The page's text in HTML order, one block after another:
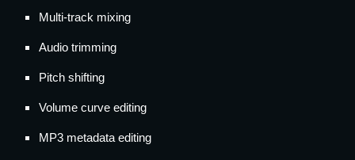
Multi-track mixing
Audio trimming
Pitch shifting
Volume curve editing
MP3 metadata editing